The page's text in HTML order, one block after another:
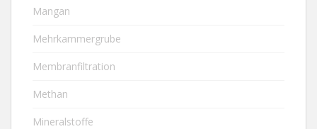
Mangan
Mehrkammergrube
Membranfiltration
Methan
Mineralstoffe